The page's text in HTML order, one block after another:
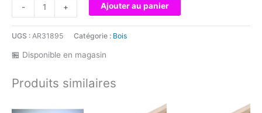
-
de
BLOC
BALSA
LONG.50
+ Ajouter au panier
UGS : AR31895 Catégorie : Bois
🏪 Disponible en magasin
Produits similaires